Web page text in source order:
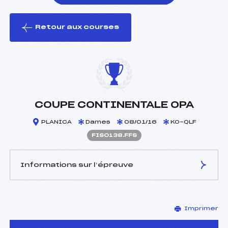
le ski
Retour aux courses
COUPE CONTINENTALE OPA
PLANICA Dames 08/01/16 KO-QLF
FIS0138.FFS
Informations sur l’épreuve
–
D.T Adjoint :
–
Imprimer